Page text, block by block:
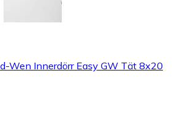
Wen Innerdörr Easy GW Tät 8x20